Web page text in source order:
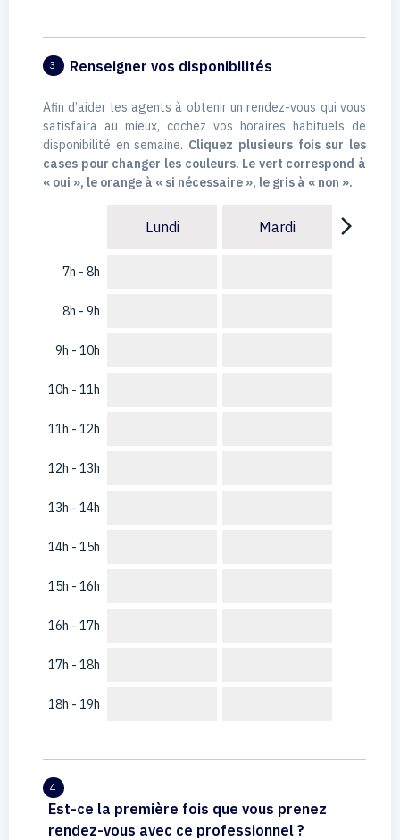
3 Renseigner vos disponibilités
Afin d’aider les agents à obtenir un rendez-vous qui vous
satisfaira au mieux, cochez vos horaires habituels de
disponibilité en semaine. Cliquez plusieurs fois sur les
cases pour changer les couleurs. Le vert correspond à
« oui », le orange à « si nécessaire », le gris à « non ».
7h - 8h
8h - 9h
9h - 10h
10h - 11h
11h - 12h
12h - 13h
13h - 14h
14h - 15h
15h - 16h
16h - 17h
17h - 18h
18h - 19h
Lundi Mardi arrow_forward_ios
4
Est-ce la première fois que vous prenez
rendez-vous avec ce professionnel ?